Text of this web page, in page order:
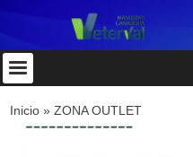
Inicio » ZONA OUTLET